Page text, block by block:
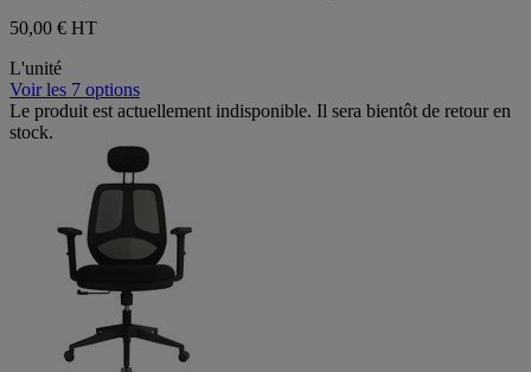
50,00 € HT
L'unité
Voir les 7 options
Le produit est actuellement indisponible. Il sera bientôt de retour en
stock.